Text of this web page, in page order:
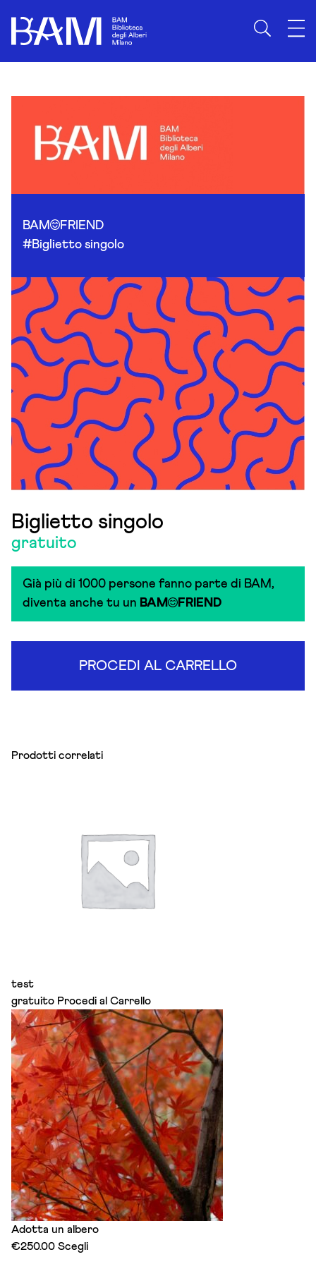
BAM
FRIEND
#Biglietto singolo
Biglietto singolo
gratuito
Già più di 1000 persone fanno parte di BAM,
diventa anche tu un BAM FRIEND
PROCEDI AL CARRELLO
Prodotti correlati
test
gratuito Procedi al Carrello
Adotta un albero
€250.00 ScegliThis